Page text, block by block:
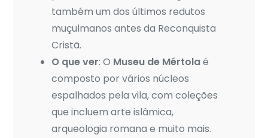
também um dos últimos redutos
muçulmanos antes da Reconquista
Cristã.
O que ver: O Museu de Mértolaé
composto por vários núcleos
espalhados pela vila, com coleções
que incluem arte islâmica,
arqueologia romana e muito mais.